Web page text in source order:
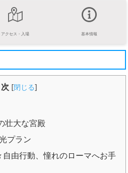
アクセス・入場 基本情報
[閉じる]
壮大な宮殿
プラン
自由行動、憧れのローマへお手